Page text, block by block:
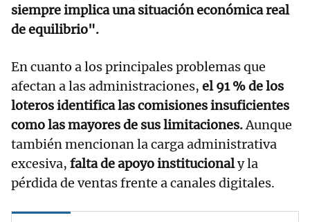
siempre implica una situación económica real
de equilibrio".
En cuanto a los principales problemas que
afectan a las administraciones, el 91 % de los
loteros identifica las comisiones insuficientes
como las mayores de sus limitaciones.Aunque
también mencionan la carga administrativa
excesiva, falta de apoyo institucionaly la
pérdida de ventas frente a canales digitales.